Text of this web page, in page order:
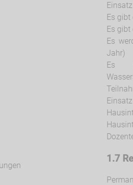
Es
Es
Es
Jahr)
Es
1.7